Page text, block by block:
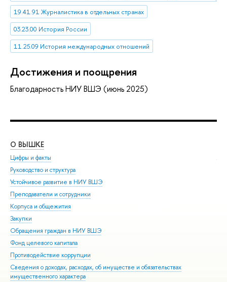
19.41.91 Журналистика в отдельных странах
03.23.00 История России
11.25.09 История международных отношений
Достижения и поощрения
Благодарность НИУ ВШЭ (июнь 2025)
О ВЫШКЕ
Цифры и факты
Руководство и структура
Устойчивое развитие в НИУ ВШЭ
Преподаватели и сотрудники
Корпуса и общежития
Закупки
Обращения граждан в НИУ ВШЭ
Фонд целевого капитала
Противодействие коррупции
Сведения о доходах, расходах, об имуществе и обязательствах
имущественного характера